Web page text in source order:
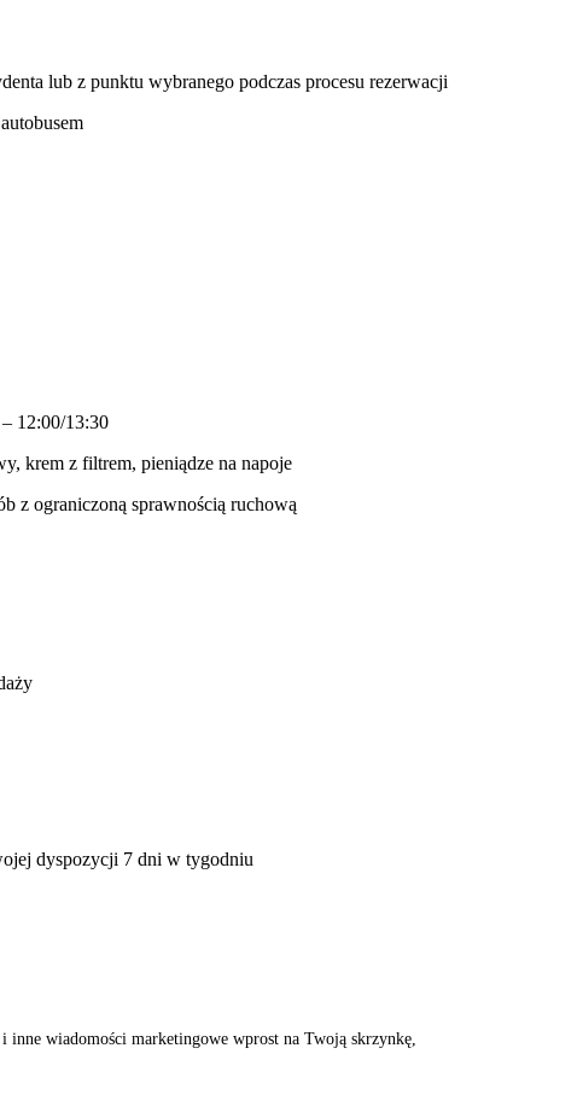
lub z punktu wybranego podczas procesu rezerwacji
12:00/13:30
krem z filtrem, pieniądze na napoje
z ograniczoną sprawnością ruchową
dyspozycji 7 dni w tygodniu
i inne wiadomości marketingowe wprost na Twoją skrzynkę,